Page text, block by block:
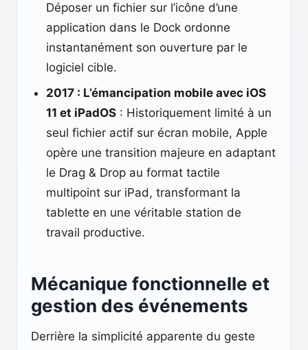
Déposer un fichier sur l’icône d’une
application dans le Dock ordonne
instantanément son ouverture par le
logiciel cible.
2017 : L’émancipation mobile avec iOS
11 et iPadOS : Historiquement limité à un
seul fichier actif sur écran mobile, Apple
opère une transition majeure en adaptant
le Drag & Drop au format tactile
multipoint sur iPad, transformant la
tablette en une véritable station de
travail productive.
Mécanique fonctionnelle et
gestion des événements
Derrière la simplicité apparente du geste